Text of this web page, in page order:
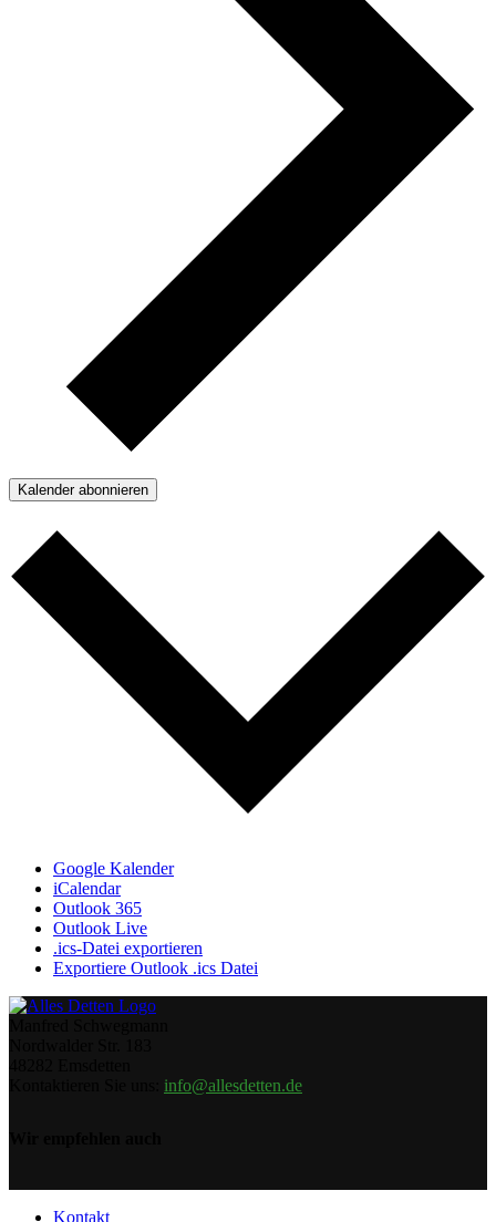
Kalender abonnieren
Google Kalender
iCalendar
Outlook 365
Outlook Live
.ics-Datei exportieren
Exportiere Outlook .ics Datei
info@allesdetten.de
Kontakt